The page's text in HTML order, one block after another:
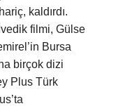
kaldırdı.
filmi, Gülse
Bursa
birçok dizi
Plus Türk